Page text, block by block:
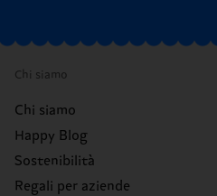
Chi siamo
Chi siamo
Happy Blog
Sostenibilità
Regali per aziende